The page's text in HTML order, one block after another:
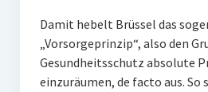
Damit hebelt Brüssel das
„Vorsorgeprinzip“, also den
Gesundheitsschutz absolute
einzuräumen, de facto aus. So